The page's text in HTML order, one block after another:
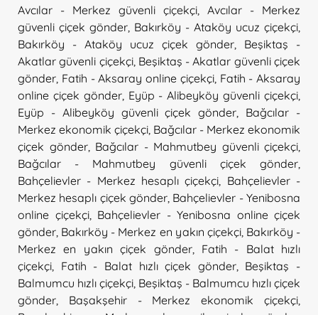
Avcılar - Merkez güvenli çiçekçi
Avcılar - Merkez
güvenli çiçek gönder Bakırköy - Ataköy ucuz çiçekçi
Bakırköy - Ataköy ucuz çiçek gönder
Beşiktaş -
Akatlar güvenli çiçekçi, Beşiktaş - Akatlar güvenli çiçek
gönder Fatih - Aksaray online çiçekçi, Fatih - Aksaray
online çiçek gönder, Eyüp - Alibeyköy güvenli çiçekçi
Eyüp - Alibeyköy güvenli çiçek gönder
Bağcılar -
Merkez ekonomik çiçekçi Bağcılar - Merkez ekonomik
çiçek gönder, Bağcılar - Mahmutbey güvenli çiçekçi
Bağcılar - Mahmutbey güvenli çiçek gönder
Bahçelievler - Merkez hesaplı çiçekçi
Bahçelievler -
Merkez hesaplı çiçek gönder Bahçelievler - Yenibosna
online çiçekçi, Bahçelievler - Yenibosna online çiçek
gönder Bakırköy - Merkez en yakın çiçekçi, Bakırköy -
Merkez en yakın çiçek gönder, Fatih - Balat hızlı
çiçekçi
Fatih - Balat hızlı çiçek gönder, Beşiktaş -
Balmumcu hızlı çiçekçi Beşiktaş - Balmumcu hızlı çiçek
gönder
Başakşehir - Merkez ekonomik çiçekçi